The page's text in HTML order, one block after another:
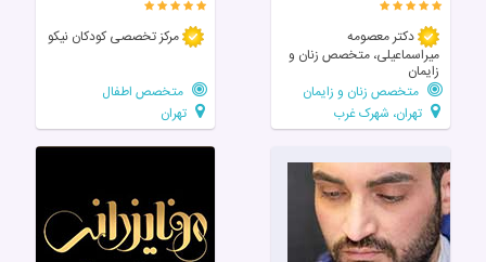
دکتر معصومه
میراسماعیلی، متخصص زنان و
زایمان
متخصص زنان و زایمان
تهران، شهرک غرب
مرکز تخصصی‌ کودکان‌ نیکو
متخصص اطفال
تهران